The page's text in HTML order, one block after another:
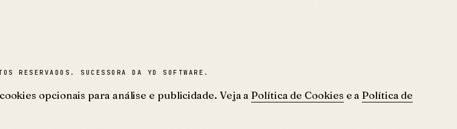
RESERVADOS. SUCESSORA DA YD SOFTWARE.
opcionais para análise e publicidade. Veja a Política de Cookies e a Política de